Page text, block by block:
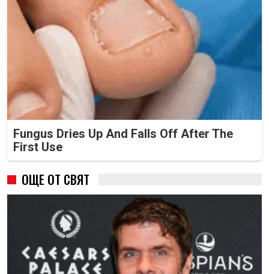
Fungus Dries Up And Falls Off After The
First Use
ОЩЕ ОТ СВЯТ